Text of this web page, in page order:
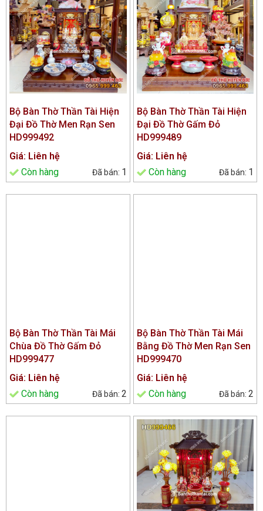
Bộ Bàn Thờ Thần Tài Hiện
Đại Đồ Thờ Men Rạn Sen
HD999492
Giá: Liên hệ
Còn hàng
1
Bộ Bàn Thờ Thần Tài Hiện
Đại Đồ Thờ Gấm Đỏ
HD999489
Giá: Liên hệ
Còn hàng
1
Bộ Bàn Thờ Thần Tài Mái
Chùa Đồ Thờ Gấm Đỏ
HD999477
Giá: Liên hệ
Còn hàng
2
Bộ Bàn Thờ Thần Tài Mái
Bằng Đồ Thờ Men Rạn Sen
HD999470
Giá: Liên hệ
Còn hàng
2